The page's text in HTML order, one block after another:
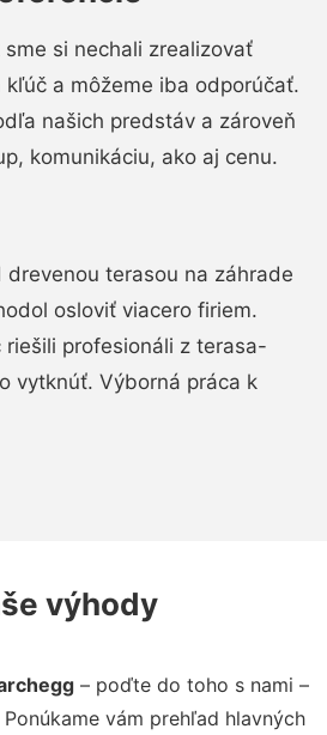
si nechali zrealizovať
a môžeme iba odporúčať.
našich predstáv a zároveň
komunikáciu, ako aj cenu.
drevenou terasou na záhrade
osloviť viacero firiem.
riešili profesionáli z terasa-
vytknúť. Výborná práca k
výhody
– poďte do toho s nami –
vám prehľad hlavných